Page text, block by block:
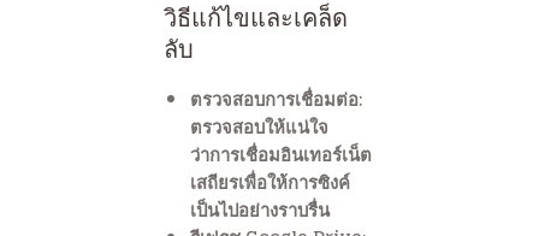
วิธีแก้ไขและเคล็ด
ลับ
ตรวจสอบการเชื่อมต่อ:
ตรวจสอบให้แน่ใจ
ว่าการเชื่อมอินเทอร์เน็ต
เสถียรเพื่อให้การซิงค์
เป็นไปอย่างราบรื่น